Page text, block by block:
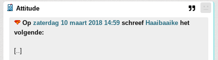
Attitude
Op zaterdag 10 maart 2018 14:59 schreef Haaibaaike het
volgende:
[..]